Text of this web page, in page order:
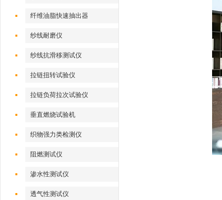
纤维油脂快速抽出器
纱线耐磨仪
纱线抗滑移测试仪
拉链扭转试验仪
拉链负荷拉次试验仪
垂直燃烧试验机
织物强力类检测仪
阻燃测试仪
渗水性测试仪
透气性测试仪